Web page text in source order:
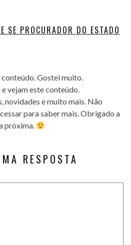
SE PROCURADOR DO ESTADO
conteúdo. Gostei muito.
vejam este conteúdo.
novidades e muito mais. Não
para saber mais. Obrigado a
próxima.
RESPOSTA